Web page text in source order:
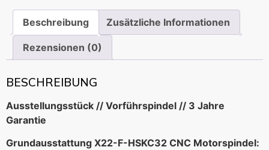
Beschreibung Zusätzliche Informationen
Rezensionen (0)
BESCHREIBUNG
Ausstellungsstück // Vorführspindel // 3 Jahre
Garantie
Grundausstattung X22-F-HSKC32 CNC Motorspindel: